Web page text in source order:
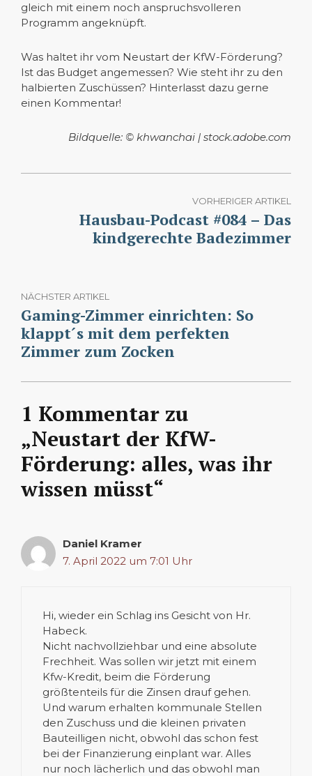
gleich mit einem noch anspruchsvolleren
Programm angeknüpft.
Was haltet ihr vom Neustart der KfW-Förderung?
Ist das Budget angemessen? Wie steht ihr zu den
halbierten Zuschüssen? Hinterlasst dazu gerne
einen Kommentar!
Bildquelle: © khwanchai | stock.adobe.com
VORHERIGER ARTIKEL
Hausbau-Podcast #084 – Das
kindgerechte Badezimmer
NÄCHSTER ARTIKEL
Gaming-Zimmer einrichten: So
klappt´s mit dem perfekten
Zimmer zum Zocken
1 Kommentar zu
„Neustart der KfW-
Förderung: alles, was ihr
wissen müsst“
Daniel Kramer
7. April 2022 um 7:01 Uhr
Hi, wieder ein Schlag ins Gesicht von Hr.
Habeck.
Nicht nachvollziehbar und eine absolute
Frechheit. Was sollen wir jetzt mit einem
Kfw-Kredit, beim die Förderung
größtenteils für die Zinsen drauf gehen.
Und warum erhalten kommunale Stellen
den Zuschuss und die kleinen privaten
Bauteilligen nicht, obwohl das schon fest
bei der Finanzierung einplant war. Alles
nur noch lächerlich und das obwohl man